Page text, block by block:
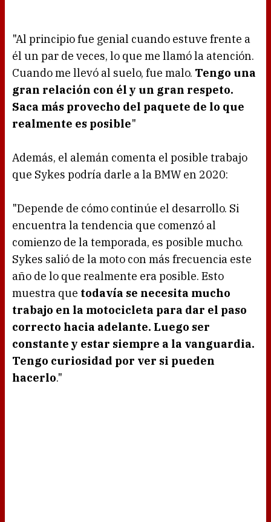
"Al principio fue genial cuando estuve frente a
él un par de veces, lo que me llamó la atención.
Cuando me llevó al suelo, fue malo. Tengo una
gran relación con él y un gran respeto.
Saca más provecho del paquete de lo que
realmente es posible"
Además, el alemán comenta el posible trabajo
que Sykes podría darle a la BMW en 2020:
"Depende de cómo continúe el desarrollo. Si
encuentra la tendencia que comenzó al
comienzo de la temporada, es posible mucho.
Sykes salió de la moto con más frecuencia este
año de lo que realmente era posible. Esto
muestra que todavía se necesita mucho
trabajo en la motocicleta para dar el paso
correcto hacia adelante. Luego ser
constante y estar siempre a la vanguardia.
Tengo curiosidad por ver si pueden
hacerlo."